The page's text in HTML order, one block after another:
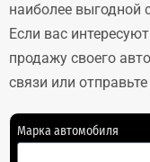
наиболее выгодной
Если вас
продажу своего
связи или
Марка автомобиля